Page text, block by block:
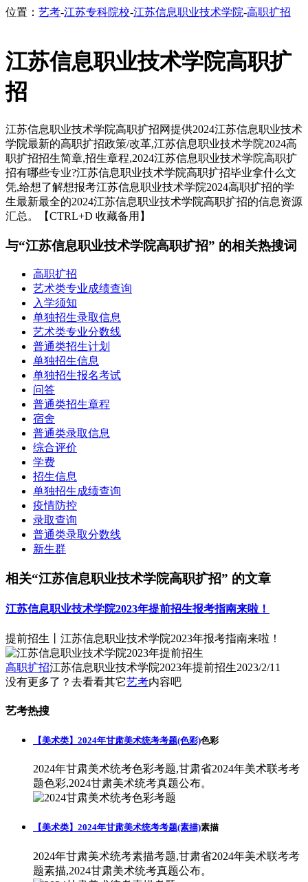
位置： 艺考-江苏专科院校-江苏信息职业技术学院-高职扩招
江苏信息职业技术学院高职扩
招
江苏信息职业技术学院高职扩招网提供2024江苏信息职业技术
学院最新的高职扩招政策/改革,江苏信息职业技术学院2024高
职扩招招生简章,招生章程,2024江苏信息职业技术学院高职扩
招有哪些专业?江苏信息职业技术学院高职扩招毕业拿什么文
凭,给想了解想报考江苏信息职业技术学院2024高职扩招的学
生最新最全的2024江苏信息职业技术学院高职扩招的信息资源
汇总。【CTRL+D 收藏备用】
与“江苏信息职业技术学院高职扩招” 的相关热搜词
高职扩招
艺术类专业成绩查询
入学须知
单独招生录取信息
艺术类专业分数线
普通类招生计划
单独招生信息
单独招生报名考试
问答
普通类招生章程
宿舍
普通类录取信息
综合评价
学费
招生信息
单独招生成绩查询
疫情防控
录取查询
普通类录取分数线
新生群
相关“江苏信息职业技术学院高职扩招” 的文章
江苏信息职业技术学院2023年提前招生报考指南来啦！
提前招生丨江苏信息职业技术学院2023年报考指南来啦！
高职扩招江苏信息职业技术学院2023年提前招生2023/2/11
没有更多了？去看看其它艺考内容吧
艺考热搜
【美术类】2024年甘肃美术统考考题(色彩)色彩
2024年甘肃美术统考色彩考题,甘肃省2024年美术联考考
题色彩,2024甘肃美术统考真题公布。
【美术类】2024年甘肃美术统考考题(素描)素描
2024年甘肃美术统考素描考题,甘肃省2024年美术联考考
题素描,2024甘肃美术统考真题公布。